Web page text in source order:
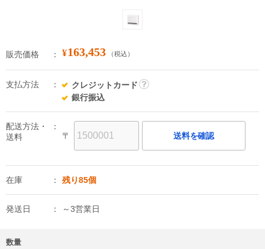
販売価格 ¥163,453 （税込）
支払方法
クレジットカード
銀行振込
配送方法・
送料
〒 送料を確認
在庫 残り85個
発送日 ～3営業日
数量